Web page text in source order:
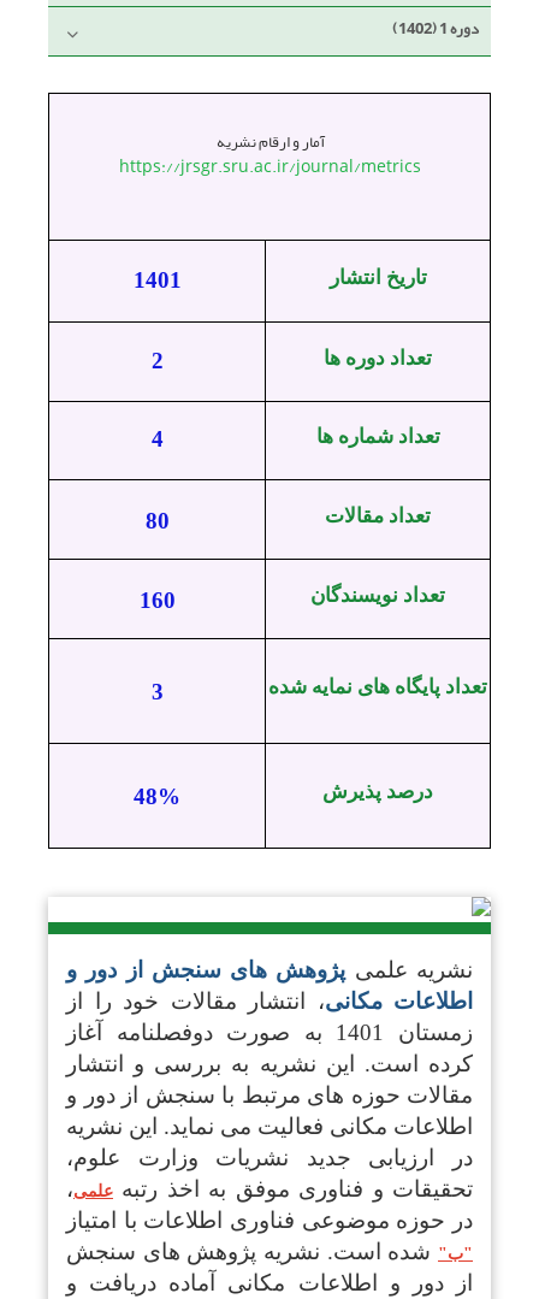
دوره 1 (1402)
آمار و ارقام نشریه
https://jrsgr.sru.ac.ir/journal/metrics
تاریخ انتشار 1401
تعداد دوره ها 2
تعداد شماره ها 4
تعداد مقالات 80
تعداد نویسندگان 160
تعداد پایگاه های نمایه شده 3
درصد پذیرش 48%
نشریه علمی پژوهش های سنجش از دور و
اطلاعات مکانی، انتشار مقالات خود را از
زمستان 1401 به صورت دوفصلنامه آغاز
کرده است. این نشریه به بررسی و انتشار
مقالات حوزه های مرتبط با سنجش از دور و
اطلاعات مکانی فعالیت می نماید. این نشریه
در ارزیابی جدید نشریات وزارت علوم،
تحقیقات و فناوری موفق به اخذ رتبه علمی،
در حوزه موضوعی فناوری اطلاعات با امتیاز
"ب" شده است. نشریه پژوهش های سنجش
از دور و اطلاعات مکانی آماده دریافت و